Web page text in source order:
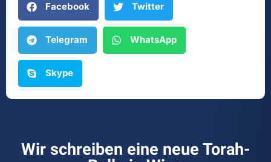
Facebook Twitter
Telegram WhatsApp
Skype
Wir schreiben eine neue Torah-